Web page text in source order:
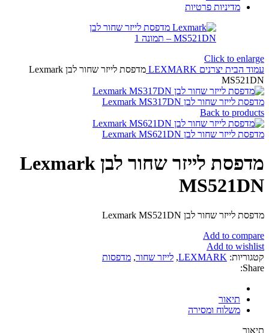
מדיניות פרטיות
Click to enlarge
עמוד הבית יצרנים LEXMARK
מדפסת לייזר שחור לבן Lexmark
MS521DN
מדפסת לייזר שחור לבן Lexmark MS317DN
Back to products
מדפסת לייזר שחור לבן Lexmark MS621DN
מדפסת לייזר שחור לבן Lexmark
MS521DN
מדפסת לייזר שחור לבן Lexmark MS521DN
Add to compare
Add to wishlist
קטגוריות: LEXMARK
, לייזר שחור, מדפסות
Share:
תיאור
משלוח ומסירה
תיאור